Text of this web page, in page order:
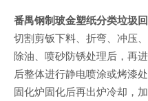
番禺钢制玻金塑纸分类垃圾
切割剪钣下料、折弯、冲压
除油、喷砂防锈处理后，再
后整体进行静电喷涂或烤漆
固化炉固化后再出炉冷却，